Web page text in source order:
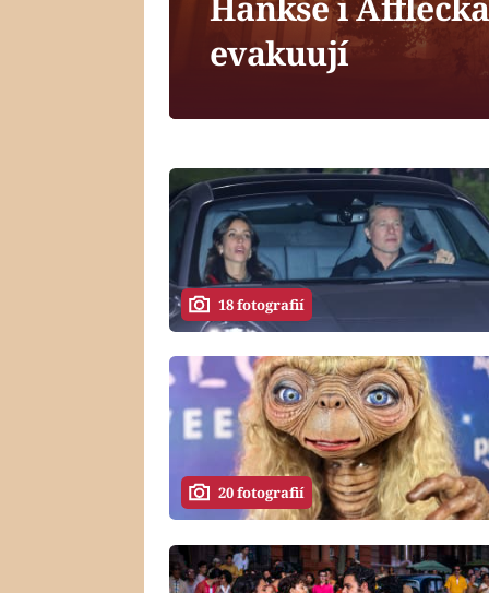
evakuují
18 fotografií
20 fotografií